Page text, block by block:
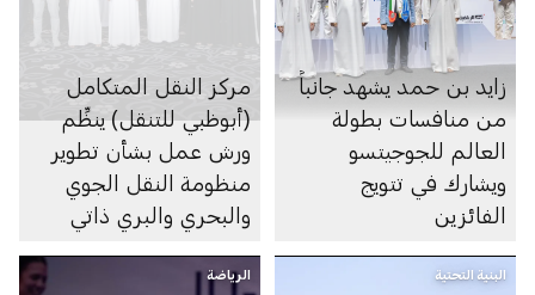
زايد بن حمد يشهد جانباً
من منافسات بطولة
العالم للجوجيتسو
ويشارك في تتويج
الفائزين
مركز النقل المتكامل
(أبوظبي للتنقل) ينظِّم
ورش عمل بشأن تطوير
منظومة النقل الجوي
والبحري والبري ذاتي
البنية التحتية الرياضة